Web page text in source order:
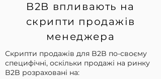
B2B впливають на
скрипти продажів
менеджера
Скрипти продажів для B2B по-своєму
специфічні, оскільки продажі на ринку
B2B розраховані на: